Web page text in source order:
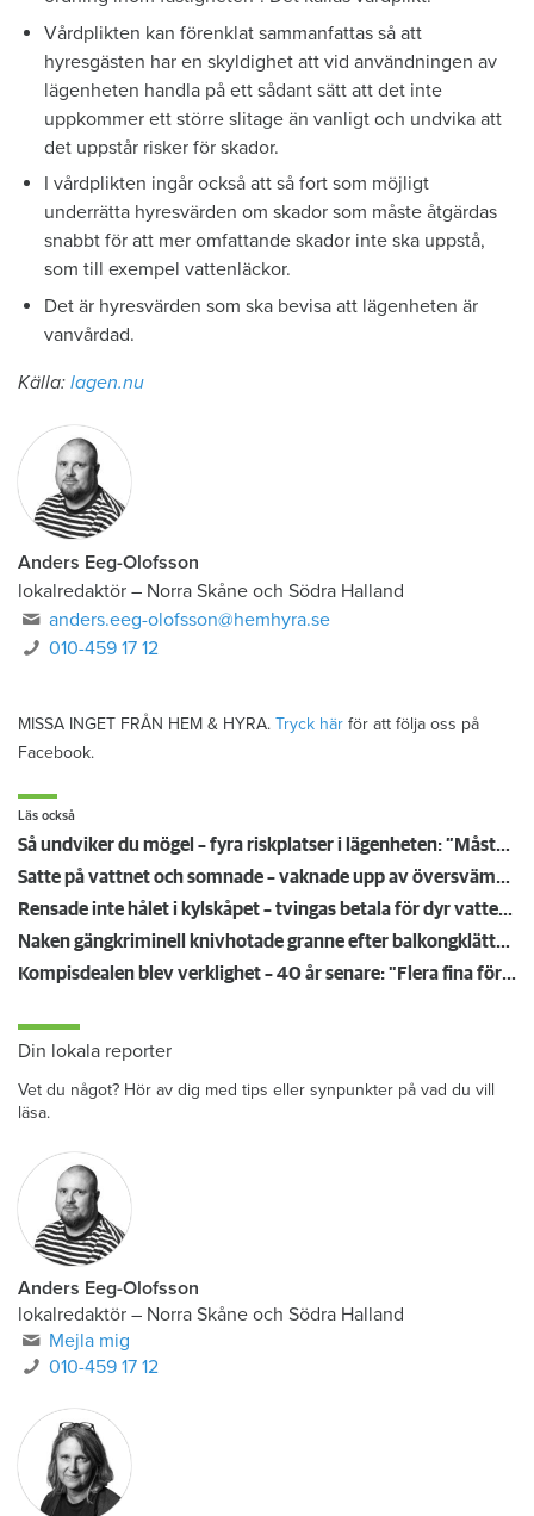
Vårdplikten kan förenklat sammanfattas så att
hyresgästen har en skyldighet att vid användningen av
lägenheten handla på ett sådant sätt att det inte
uppkommer ett större slitage än vanligt och undvika att
det uppstår risker för skador.
I vårdplikten ingår också att så fort som möjligt
underrätta hyresvärden om skador som måste åtgärdas
snabbt för att mer omfattande skador inte ska uppstå,
som till exempel vattenläckor.
Det är hyresvärden som ska bevisa att lägenheten är
vanvårdad.
Källa: lagen.nu
Anders Eeg-Olofsson
lokalredaktör – Norra Skåne och Södra Halland
anders.eeg-olofsson@hemhyra.se
010-459 17 12
MISSA INGET FRÅN HEM & HYRA. Tryck här för att följa oss på
Facebook.
Läs också
Så undviker du mögel – fyra riskplatser i lägenheten: ”Måste städa bort”
Satte på vattnet och somnade – vaknade upp av översvämning hos grannen
Rensade inte hålet i kylskåpet – tvingas betala för dyr vattenskada
Naken gängkriminell knivhotade granne efter balkongklättring
Kompisdealen blev verklighet – 40 år senare: "Flera fina fördelar med att dela bostad"
Din lokala reporter
Vet du något? Hör av dig med tips eller synpunkter på vad du vill
läsa.
Anders Eeg-Olofsson
lokalredaktör – Norra Skåne och Södra Halland
Mejla mig
010-459 17 12